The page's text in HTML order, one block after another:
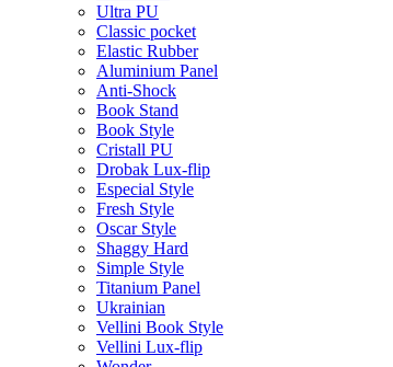
Ultra PU
Classic pocket
Elastic Rubber
Aluminium Panel
Anti-Shock
Book Stand
Book Style
Cristall PU
Drobak Lux-flip
Especial Style
Fresh Style
Oscar Style
Shaggy Hard
Simple Style
Titanium Panel
Ukrainian
Vellini Book Style
Vellini Lux-flip